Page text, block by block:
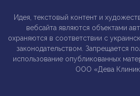
Идея, текстовый контент и
вебсайта являются объектами
охраняются в соответствии с
законодательством. Запрещается
использование опубликованных
ООО «Дева